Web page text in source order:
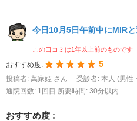
今日10月5日午前中にMIR
この口コミは1年以上前のものです
おすすめ度: 5
投稿者: 萬家姫 さん 受診者: 本人 (男性
通院回数: 1回目 所要時間: 30分以内
おすすめ度 :